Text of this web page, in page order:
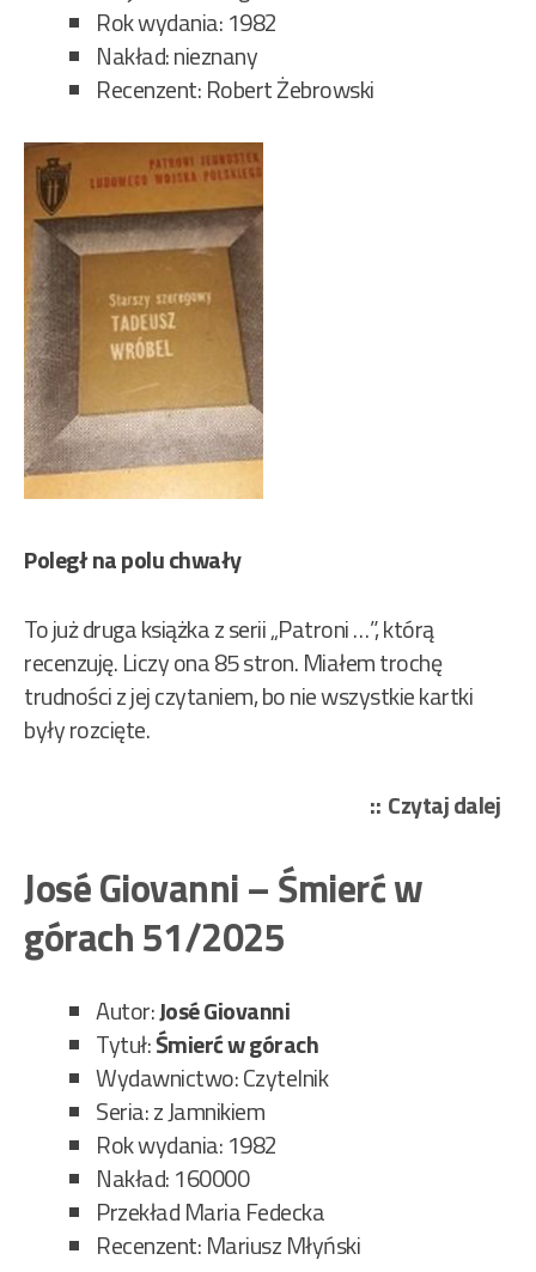
Rok wydania: 1982
Nakład: nieznany
Recenzent: Robert Żebrowski
Poległ na polu chwały
To już druga książka z serii „Patroni …”, którą
recenzuję. Liczy ona 85 stron. Miałem trochę
trudności z jej czytaniem, bo nie wszystkie kartki
były rozcięte.
Czytaj dalej
José Giovanni – Śmierć w
górach 51/2025
Autor:José Giovanni
Tytuł:Śmierć w górach
Wydawnictwo: Czytelnik
Seria: z Jamnikiem
Rok wydania: 1982
Nakład: 160000
Przekład Maria Fedecka
Recenzent: Mariusz Młyński